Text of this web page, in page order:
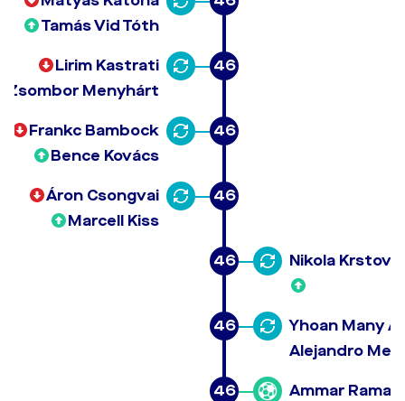
Tamás Vid Tóth
46
Lirim Kastrati
Zsombor Menyhárt
46
Frankc Bambock
Bence Kovács
46
Áron Csongvai
Marcell Kiss
46 Nikola Krstović
46
Yhoan Many
Alejandro
46 Ammar